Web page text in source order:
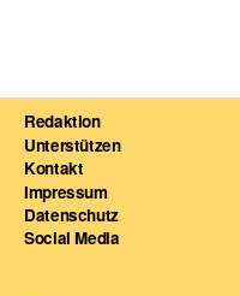
Redaktion
Unterstützen
Kontakt
Impressum
Datenschutz
Social Media